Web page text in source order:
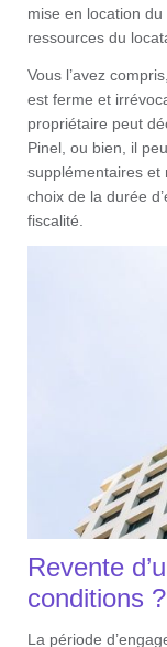
mise en location
ressources du
Vous l’avez
est ferme et
propriétaire peut
Pinel, ou bien, il
supplémentaires et
choix de la durée
fiscalité.
Revente
conditions ?
La période